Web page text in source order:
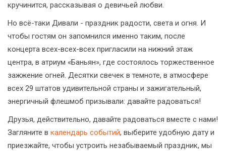
кручинится, рассказывая о девичьей любви.
Но всё-таки Дивали - праздник радости, света и огня. И
чтобы гостям он запомнился именно таким, после
концерта всех-всех-всех пригласили на нижний этаж
центра, в атриум «Баньян», где состоялось торжественное
зажжение огней. Десятки свечек в темноте, в атмосфере
всех 29 штатов удивительной страны и зажигательный,
энергичный флешмоб призывали: давайте радоваться!
Друзья, действительно, давайте радоваться вместе с нами!
Загляните в календарь событий, выберите удобную дату и
приезжайте, чтобы устроить незабываемый праздник, мы